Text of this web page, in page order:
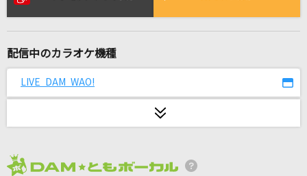
STORM
最後の雨
配信中のカラオケ機種
LIVE DAM WAO!